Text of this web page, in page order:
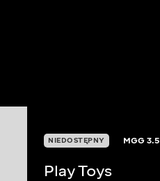
NIEDOSTĘPNY MGG3.5
Play Toys